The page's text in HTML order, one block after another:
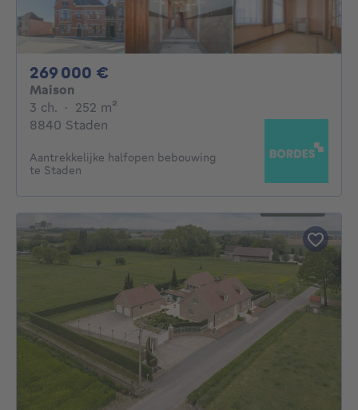
269 000 €
Maison
3 ch. 3 chambres
· 252 m²
8840 Staden
Aantrekkelijke halfopen bebouwing
te Staden